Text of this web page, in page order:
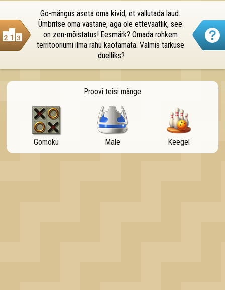
Go-mängus aseta oma kivid, et vallutada laud.
Ümbritse oma vastane, aga ole ettevaatlik, see
on zen-mõistatus! Eesmärk? Omada rohkem
territooriumi ilma rahu kaotamata. Valmis tarkuse
duelliks?
Proovi teisi mänge
Gomoku Male Keegel
OK